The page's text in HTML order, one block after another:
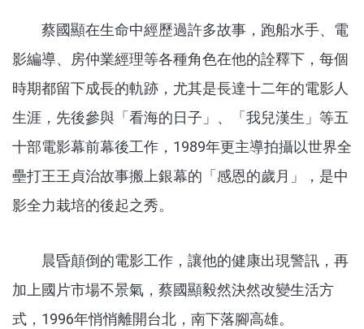
蔡國顯在生命中經歷過許多故事，跑船水手、電
影編導、房仲業經理等各種角色在他的詮釋下，每個
時期都留下成長的軌跡，尤其是長達十二年的電影人
生涯，先後參與「看海的日子」、「我兒漢生」等五
十部電影幕前幕後工作，1989年更主導拍攝以世界全
壘打王王貞治故事搬上銀幕的「感恩的歲月」，是中
影全力栽培的後起之秀。
晨昏顛倒的電影工作，讓他的健康出現警訊，再
加上國片市場不景氣，蔡國顯毅然決然改變生活方
式，1996年悄悄離開台北，南下落腳高雄。